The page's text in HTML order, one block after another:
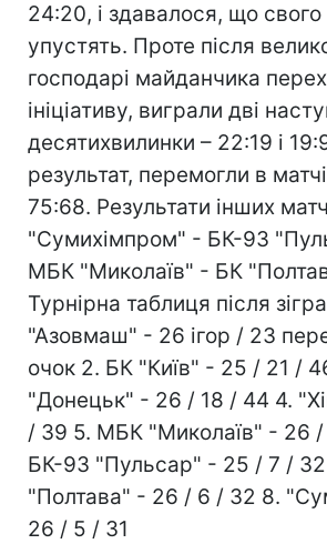
24:20, і здавалося, що
упустять. Проте після
господарі майданчика
ініціативу, виграли дві
десятихвилинки – 22:19 і
результат, перемогли в
75:68. Результати інших
"Сумихімпром" - БК-93
МБК "Миколаїв" - БК
Турнірна таблиця після
"Азовмаш" - 26 ігор / 23
очок 2. БК "Київ" - 25 / 21 /
"Донецьк" - 26 / 18 / 44 4.
/ 39 5. МБК "Миколаїв" - 26 /
БК-93 "Пульсар" - 25 / 7 /
"Полтава" - 26 / 6 / 32 8.
26 / 5 / 31